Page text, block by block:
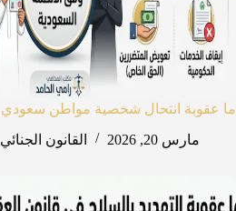
ما عقوبة انتحال شخصية مواطن سعودي
مارس 20, 2026
القانون الجنائي